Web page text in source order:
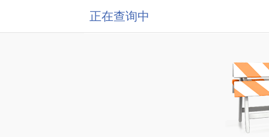
正在查询中